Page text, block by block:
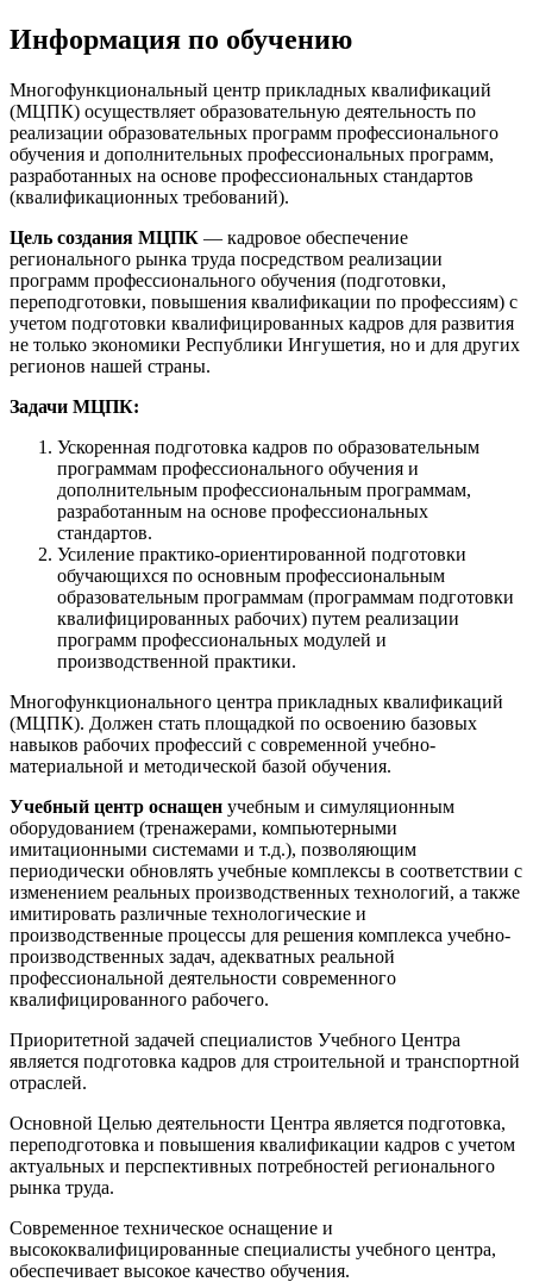
Информация по обучению
Многофункциональный центр прикладных квалификаций
(МЦПК) осуществляет образовательную деятельность по
реализации образовательных программ профессионального
обучения и дополнительных профессиональных программ,
разработанных на основе профессиональных стандартов
(квалификационных требований).
Цель создания МЦПК — кадровое обеспечение
регионального рынка труда посредством реализации
программ профессионального обучения (подготовки,
переподготовки, повышения квалификации по профессиям) с
учетом подготовки квалифицированных кадров для развития
не только экономики Республики Ингушетия, но и для других
регионов нашей страны.
Задачи МЦПК:
Ускоренная подготовка кадров по образовательным
программам профессионального обучения и
дополнительным профессиональным программам,
разработанным на основе профессиональных
стандартов.
Усиление практико-ориентированной подготовки
обучающихся по основным профессиональным
образовательным программам (программам подготовки
квалифицированных рабочих) путем реализации
программ профессиональных модулей и
производственной практики.
Многофункционального центра прикладных квалификаций
(МЦПК). Должен стать площадкой по освоению базовых
навыков рабочих профессий с современной учебно-
материальной и методической базой обучения.
Учебный центр оснащен учебным и симуляционным
оборудованием (тренажерами, компьютерными
имитационными системами и т.д.), позволяющим
периодически обновлять учебные комплексы в соответствии с
изменением реальных производственных технологий, а также
имитировать различные технологические и
производственные процессы для решения комплекса учебно-
производственных задач, адекватных реальной
профессиональной деятельности современного
квалифицированного рабочего.
Приоритетной задачей специалистов Учебного Центра
является подготовка кадров для строительной и транспортной
отраслей.
Основной Целью деятельности Центра является подготовка,
переподготовка и повышения квалификации кадров с учетом
актуальных и перспективных потребностей регионального
рынка труда.
Современное техническое оснащение и
высококвалифицированные специалисты учебного центра,
обеспечивает высокое качество обучения.